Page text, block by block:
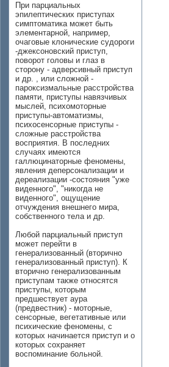
При парциальных
эпилептических приступах
симптоматика может быть
элементарной, например,
очаговые клонические судороги
-джексоновский приступ,
поворот головы и глаз в
сторону - адверсивный приступ
и др. , или сложной -
пароксизмальные расстройства
памяти, приступы навязчивых
мыслей, психомоторные
приступы-автоматизмы,
психосенсорные приступы -
сложные расстройства
восприятия. В последних
случаях имеются
галлюцинаторные феномены,
явления деперсонализации и
дереализации -состояния "уже
виденного", "никогда не
виденного", ощущение
отчуждения внешнего мира,
собственного тела и др.
Любой парциальный приступ
может перейти в
генерализованный (вторично
генерализованный приступ). К
вторично генерализованным
приступам также относятся
приступы, которым
предшествует аура
(предвестник) - моторные,
сенсорные, вегетативные или
психические феномены, с
которых начинается приступ и о
которых сохраняет
воспоминание больной.